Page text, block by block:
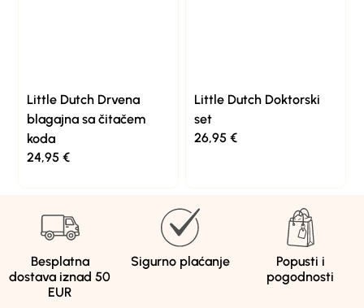
Little Dutch Drvena
blagajna sa čitačem
koda
24,95€
Little Dutch Doktorski
set
26,95 €
Besplatna
dostava iznad 50
EUR
Sigurno plaćanje
Popusti i
pogodnosti